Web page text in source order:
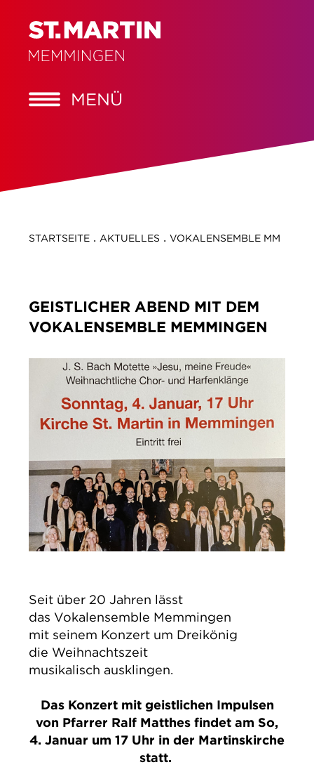
MENÜ
IMPRESSUM
STARTSEITE. AKTUELLES . VOKALENSEMBLE MM
GEISTLICHER ABEND MIT DEM
VOKALENSEMBLE MEMMINGEN
Seit über 20 Jahren lässt
das Vokalensemble Memmingen
mit seinem Konzert um Dreikönig
die Weihnachtszeit
musikalisch ausklingen.
Das Konzert mit geistlichen Impulsen
von Pfarrer Ralf Matthes findet am So,
4. Januar um 17 Uhr in der Martinskirche
statt.